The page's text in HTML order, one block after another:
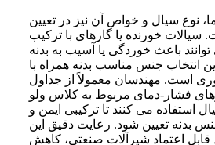
نوع سیال و خواص آن نیز در تعیین
خورنده یا گازهای با ترکیب
باعث خوردگی یا آسیب به بدنه
انتخاب جنس مناسب بدنه همراه با
است. مهندسان معمولاً از جداول
فشار-دمای مربوط به کلاس ولو
استفاده می کنند تا ترکیبی ایمن و
بدنه تعیین شود. رعایت دقیق این
اعتماد شیرآلات صنعتی، کاهش